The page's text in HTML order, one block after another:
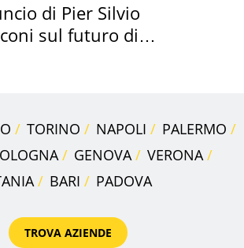
di Pier Silvio
sul futuro di
TORINO NAPOLI
PALERMO
GENOVA
VERONA
BARI PADOVA
TROVA AZIENDE